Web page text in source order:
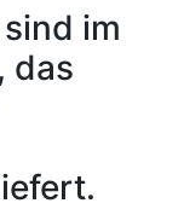
im
das